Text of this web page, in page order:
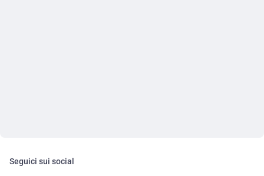
Seguici sui social